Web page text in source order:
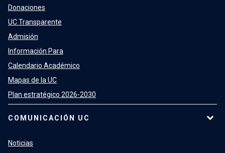
Donaciones
UC Transparente
Admisión
Información Para
Calendario Académico
Mapas de la UC
Plan estratégico 2026-2030
COMUNICACIÓN UC
Noticias